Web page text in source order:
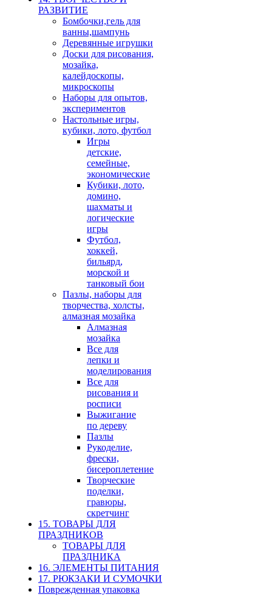
РАЗВИТИЕ
Бомбочки,гель для
ванны,шампунь
Деревянные игрушки
Доски для рисования,
мозайка,
калейдоскопы,
микроскопы
Наборы для опытов,
экспериментов
Настольные игры,
кубики, лото, футбол
Игры
детские,
семейные,
экономические
Кубики, лото,
домино,
шахматы и
логические
игры
Футбол,
хоккей,
бильярд,
морской и
танковый бои
Пазлы, наборы для
творчества, холсты,
алмазная мозайка
Алмазная
мозайка
Все для
лепки и
моделирования
Все для
рисования и
росписи
Выжигание
по дереву
Пазлы
Рукоделие,
фрески,
бисероплетение
Творческие
поделки,
гравюры,
скретчинг
15. ТОВАРЫ ДЛЯ
ПРАЗДНИКОВ
ТОВАРЫ ДЛЯ
ПРАЗДНИКА
16. ЭЛЕМЕНТЫ ПИТАНИЯ
17. РЮКЗАКИ И СУМОЧКИ
Поврежденная упаковка